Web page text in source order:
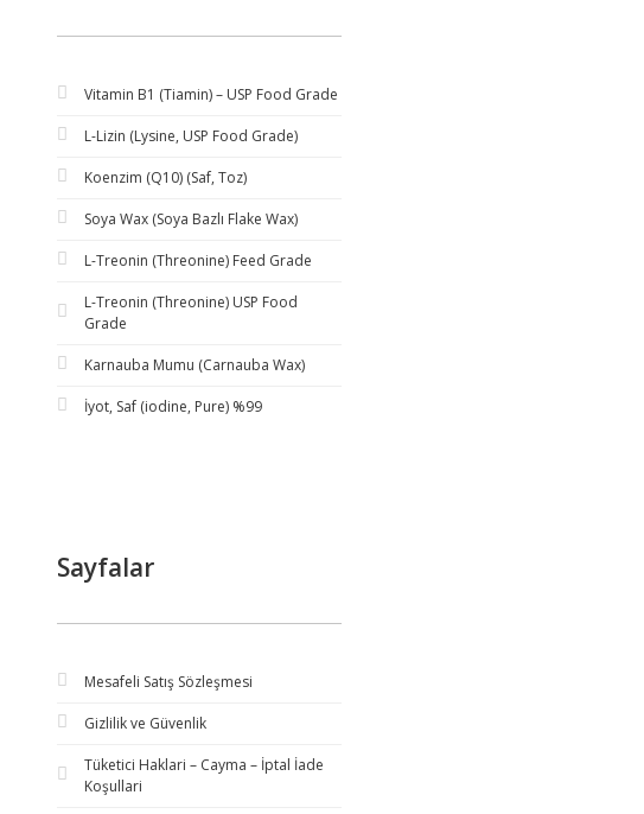
Vitamin B1 (Tiamin) – USP Food Grade
L-Lizin (Lysine, USP Food Grade)
Koenzim (Q10) (Saf, Toz)
Soya Wax (Soya Bazlı Flake Wax)
L-Treonin (Threonine) Feed Grade
L-Treonin (Threonine) USP Food
Grade
Karnauba Mumu (Carnauba Wax)
İyot, Saf (iodine, Pure) %99
Sayfalar
Mesafeli Satış Sözleşmesi
Gizlilik ve Güvenlik
Tüketici Haklari – Cayma – İptal İade
Koşullari